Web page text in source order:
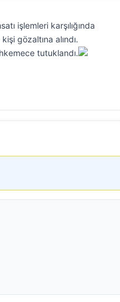
işlemleri karşılığında
gözaltına alındı.
tutuklandı.